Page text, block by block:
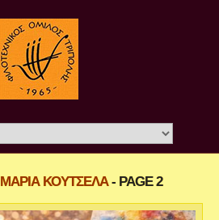
ΜΑΡΙΑ ΚΟΥΤΣΕΛΑ- PAGE 2